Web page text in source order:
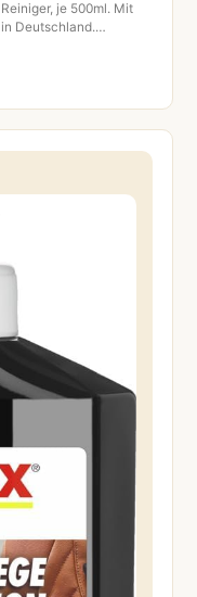
je 500ml. Mit
Deutschland.…